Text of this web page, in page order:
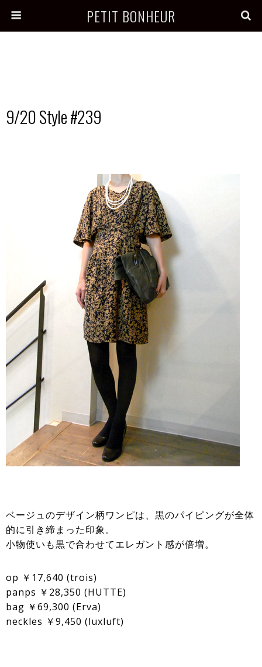
PETIT BONHEUR
9/20 Style #239
ベージュのデザイン柄ワンピは、黒のパイピングが全体
的に引き締まった印象。
小物使いも黒で合わせてエレガント感が倍増。
op ￥17,640 (trois)
panps ￥28,350 (HUTTE)
bag ￥69,300 (Erva)
neckles ￥9,450 (luxluft)